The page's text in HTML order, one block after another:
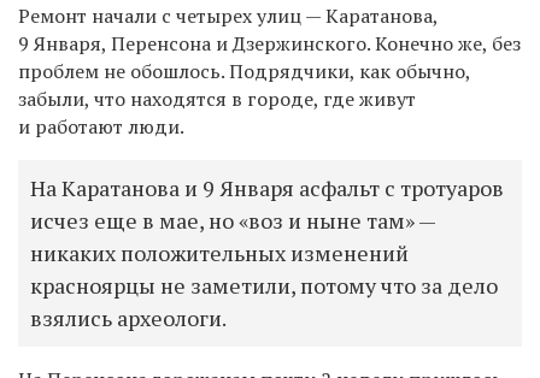
Ремонт начали с четырех улиц — Каратанова,
9 Января, Перенсона и Дзержинского. Конечно же, без
проблем не обошлось. Подрядчики, как обычно,
забыли, что находятся в городе, где живут
и работают люди.
На Каратанова и 9 Января асфальт с тротуаров
исчез еще в мае, но «воз и ныне там» —
никаких положительных изменений
красноярцы не заметили, потому что за дело
взялись археологи.